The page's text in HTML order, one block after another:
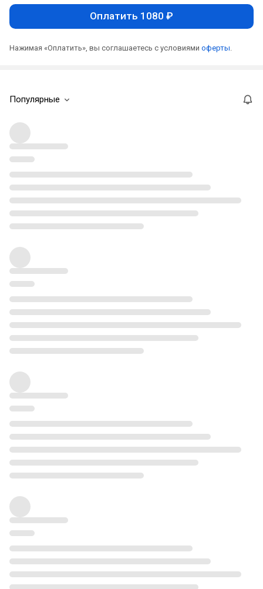
Оплатить 1080 ₽
Нажимая «Оплатить», вы соглашаетесь с условиями оферты
Популярные